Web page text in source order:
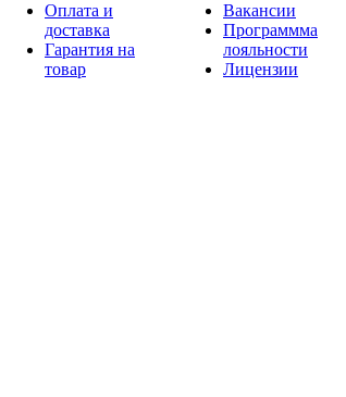
Оплата и
доставка
Гарантия на
товар
Вакансии
Программма
лояльности
Лицензии